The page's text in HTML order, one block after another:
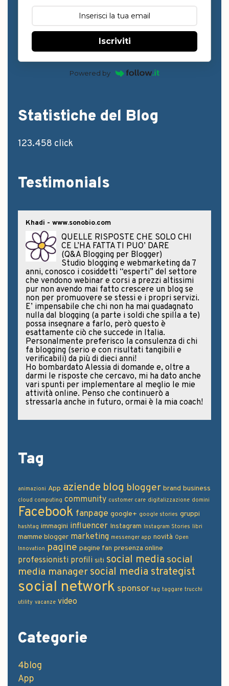
Iscriviti
Powered by
Statistiche del Blog
123.458 click
Testimonials
Khadi - www.sonobio.com
QUELLE RISPOSTE CHE SOLO CHI
CE L’HA FATTA TI PUO’ DARE
(Q&A Blogging per Blogger)
Studio blogging e webmarketing da 7
anni, conosco i cosiddetti “esperti” del settore
che vendono webinar e corsi a prezzi altissimi
pur non avendo mai fatto crescere un blog se
non per promuovere se stessi e i propri servizi.
E’ impensabile che chi non ha mai guadagnato
nulla dal blogging (a parte i soldi che spilla a te)
possa insegnare a farlo, però questo è
esattamente ciò che succede in Italia.
Personalmente preferisco la consulenza di chi
fa blogging (serio e con risultati tangibili e
verificabili) da più di dieci anni!
Ho bombardato Alessia di domande e, oltre a
darmi le risposte che cercavo, mi ha dato anche
vari spunti per implementare al meglio le mie
attività online. Penso che continuerò a
stressarla anche in futuro, ormai è la mia coach!
Tag
animazioni App aziende blog blogger brand business
cloud computing community customer care digitalizzazione domini
Facebook fanpage google+ google stories gruppi
hashtag immagini influencer Instagram Instagram Stories libri
mamme blogger marketing messenger app novità Open
Innovation pagine pagine fan presenza online
professionisti profili siti social media social
media manager social media strategist
social network sponsor tag taggare trucchi
utility vacanze video
Categorie
4blog
App